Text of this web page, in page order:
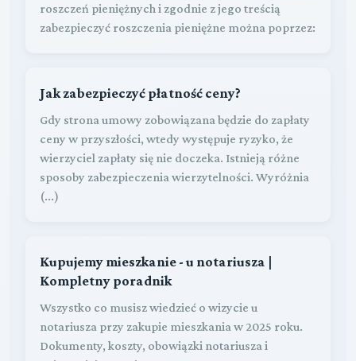
roszczeń pieniężnych i zgodnie z jego treścią
zabezpieczyć roszczenia pieniężne można poprzez:
Jak zabezpieczyć płatność ceny?
Gdy strona umowy zobowiązana będzie do zapłaty
ceny w przyszłości, wtedy występuje ryzyko, że
wierzyciel zapłaty się nie doczeka. Istnieją różne
sposoby zabezpieczenia wierzytelności. Wyróżnia
(...)
Kupujemy mieszkanie - u notariusza |
Kompletny poradnik
Wszystko co musisz wiedzieć o wizycie u
notariusza przy zakupie mieszkania w 2025 roku.
Dokumenty, koszty, obowiązki notariusza i